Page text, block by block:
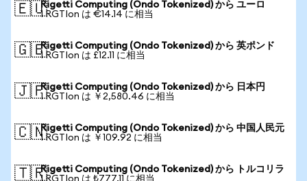
🇪🇺Rigetti Computing (Ondo Tokenized) から ユーロ
1 RGTIon は €14.14 に相当
🇬🇧Rigetti Computing (Ondo Tokenized) から 英ポンド
1 RGTIon は £12.11 に相当
🇯🇵Rigetti Computing (Ondo Tokenized) から 日本円
1 RGTIon は ￥2,580.46 に相当
🇨🇳Rigetti Computing (Ondo Tokenized) から 中国人民元
1 RGTIon は ￥109.92 に相当
🇹🇷Rigetti Computing (Ondo Tokenized) から トルコリラ
1 RGTIon は ₺777.11 に相当